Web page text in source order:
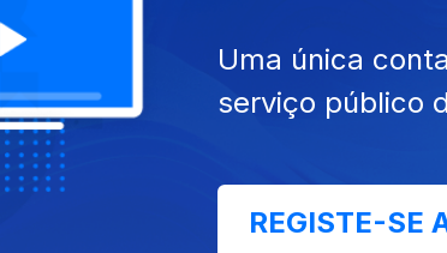
Uma única
serviço público
REGISTE-SE